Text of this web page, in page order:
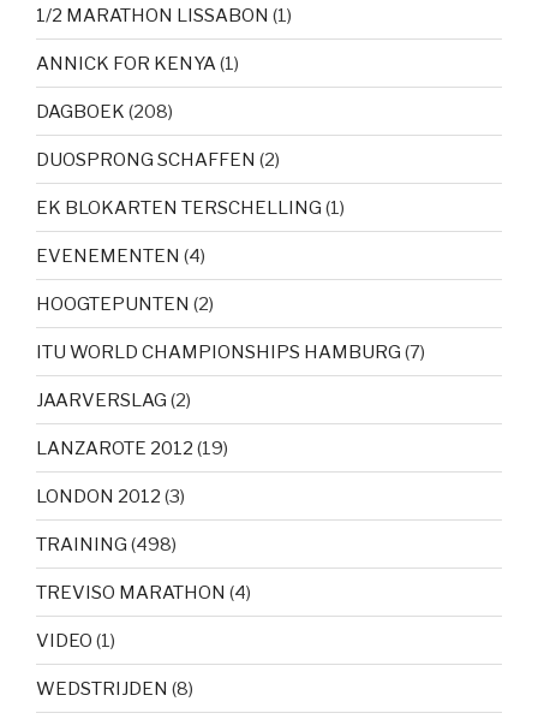
1/2 MARATHON LISSABON (1)
ANNICK FOR KENYA(1)
DAGBOEK (208)
DUOSPRONG SCHAFFEN (2)
EK BLOKARTEN TERSCHELLING (1)
EVENEMENTEN (4)
HOOGTEPUNTEN (2)
ITU WORLD CHAMPIONSHIPS HAMBURG (7)
JAARVERSLAG (2)
LANZAROTE 2012 (19)
LONDON 2012 (3)
TRAINING (498)
TREVISO MARATHON (4)
VIDEO (1)
WEDSTRIJDEN (8)